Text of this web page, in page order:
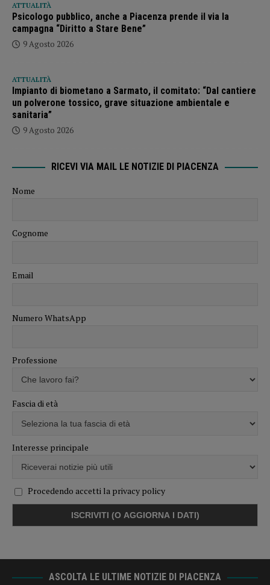
ATTUALITÀ
Psicologo pubblico, anche a Piacenza prende il via la
campagna “Diritto a Stare Bene”
9 Agosto 2026
ATTUALITÀ
Impianto di biometano a Sarmato, il comitato: “Dal cantiere
un polverone tossico, grave situazione ambientale e
sanitaria”
9 Agosto 2026
RICEVI VIA MAIL LE NOTIZIE DI PIACENZA
Nome
Cognome
Email
Numero WhatsApp
Professione
Fascia di età
Interesse principale
Procedendo accetti la privacy policy
ASCOLTA LE ULTIME NOTIZIE DI PIACENZA